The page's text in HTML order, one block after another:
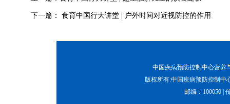
下一篇： 食育中国行大讲堂 | 户外时间对近视防控的作用
中国疾病预防控制中心营养
版权所有:中国疾病预防控制中
邮编：100050 |